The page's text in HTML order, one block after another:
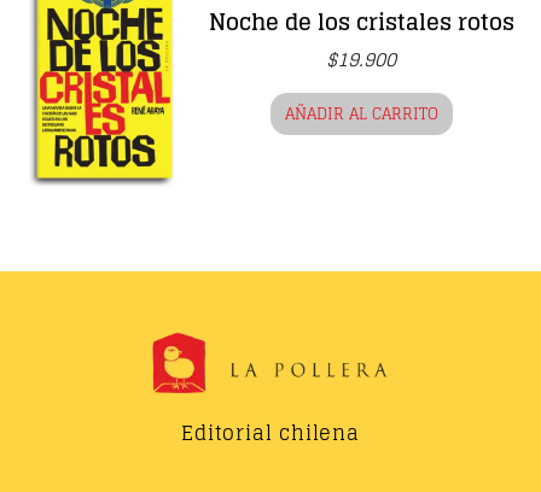
Noche de los cristales rotos
$19.900
AÑADIR AL CARRITO
Editorial chilena